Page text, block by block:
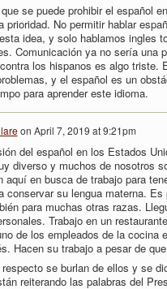
se puede prohibir el español
prioridad. No permitir hablar
idea, y solo hablamos ingles
Comunicación ya no sería una
los hispanos es algo triste.
y el español es un
para aprender este idioma.
on April 7, 2019 at 9:21pm
del español en los Estados
diverso y muchos de nosotros
aquí en busca de trabajo para
conservar su lengua materna.
para muchas otras razas.
Trabajo en un
de los empleados de la
Hacen su trabajo a pesar de
se burlan de ellos y se
reiterando las palabras del